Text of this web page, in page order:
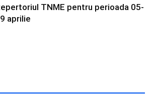
TNME pentru perioada 05-
aprilie